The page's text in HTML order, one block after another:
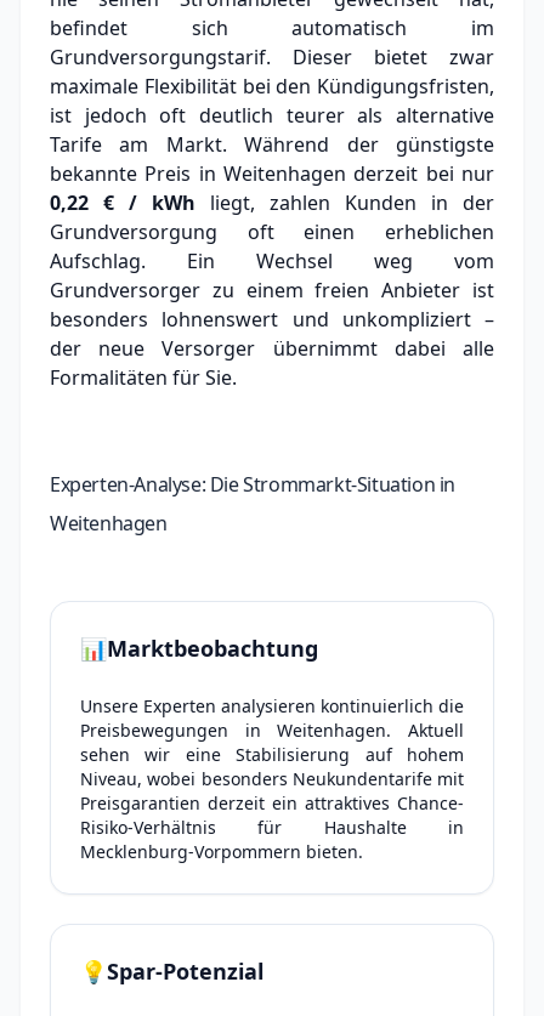
befindet sich automatisch im
Grundversorgungstarif. Dieser bietet zwar
maximale Flexibilität bei den Kündigungsfristen,
ist jedoch oft deutlich teurer als alternative
Tarife am Markt.Während der günstigste
bekannte Preis in Weitenhagen derzeit bei nur
0,22 € / kWh liegt, zahlen Kunden in der
Grundversorgung oft einen erheblichen
Aufschlag. Ein Wechsel weg vom
Grundversorger zu einem freien Anbieter ist
besonders lohnenswert und unkompliziert –
der neue Versorger übernimmt dabei alle
Formalitäten für Sie.
Experten-Analyse: Die Strommarkt-Situation in
Weitenhagen
📊Marktbeobachtung
Unsere Experten analysieren kontinuierlich die
Preisbewegungen in Weitenhagen. Aktuell
sehen wir eine Stabilisierung auf hohem
Niveau, wobei besonders Neukundentarife mit
Preisgarantien derzeit ein attraktives Chance-
Risiko-Verhältnis für Haushalte in
Mecklenburg-Vorpommern bieten.
💡Spar-Potenzial